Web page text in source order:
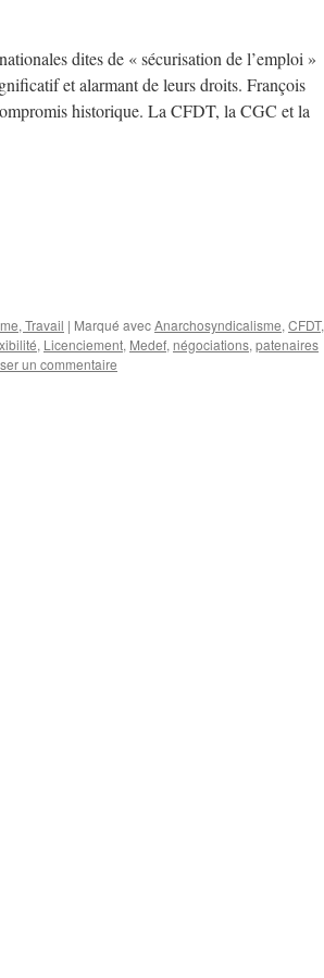
dites de « sécurisation de l’emploi »
et alarmant de leurs droits. François
historique. La CFDT, la CGC et la
Travail | Marqué avecAnarchosyndicalisme, CFDT,
, Licenciement, Medef, négociations, patenaires
un commentaire